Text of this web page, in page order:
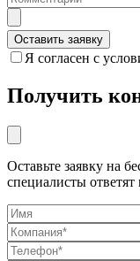
Я согласен с
Получить
Оставьте заявку на
специалисты